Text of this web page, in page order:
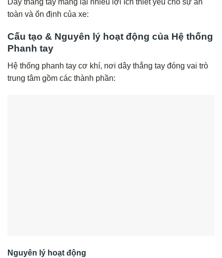
Dây thắng tay mang lại nhiều lợi ích thiết yếu cho sự an
toàn và ổn định của xe:
Cấu tạo & Nguyên lý hoạt động của Hệ thống
Phanh tay
Hệ thống phanh tay cơ khí, nơi dây thắng tay đóng vai trò
trung tâm gồm các thành phần:
Nguyên lý hoạt động